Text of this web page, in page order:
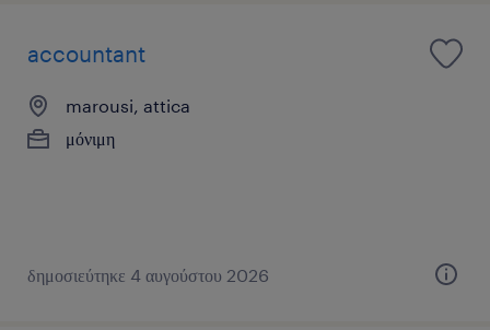
accountant
marousi, attica
μόνιμη
δημοσιεύτηκε 4 αυγούστου 2026